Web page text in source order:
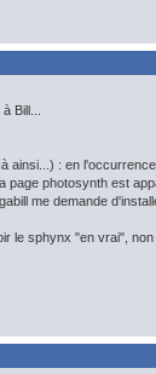
Bill...
ainsi...) : en
photosynth est
me demande
le sphynx "en vrai", non